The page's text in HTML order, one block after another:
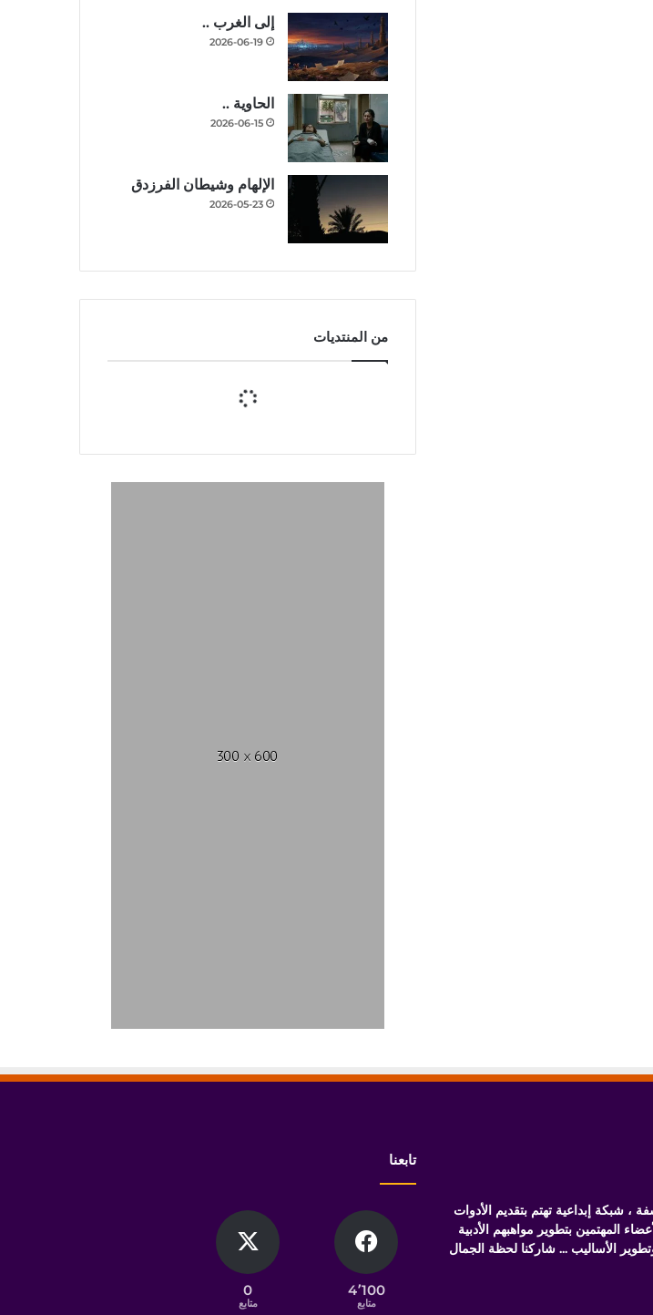
إلى الغرب ..
2026-06-19
الحاوية ..
2026-06-15
الإلهام وشيطان الفرزدق
2026-05-23
من المنتديات
، شبكة إبداعية تهتم بتقديم الأدوات
المهتمين بتطوير مواهبهم الأدبية
الأساليب ... شاركنا لحظة الجمال
تابعنا
4٬100
متابع
0
متابع